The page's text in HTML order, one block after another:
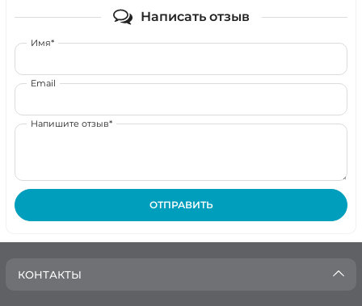
Написать отзыв
Имя*
Email
Напишите отзыв*
ОТПРАВИТЬ
КОНТАКТЫ